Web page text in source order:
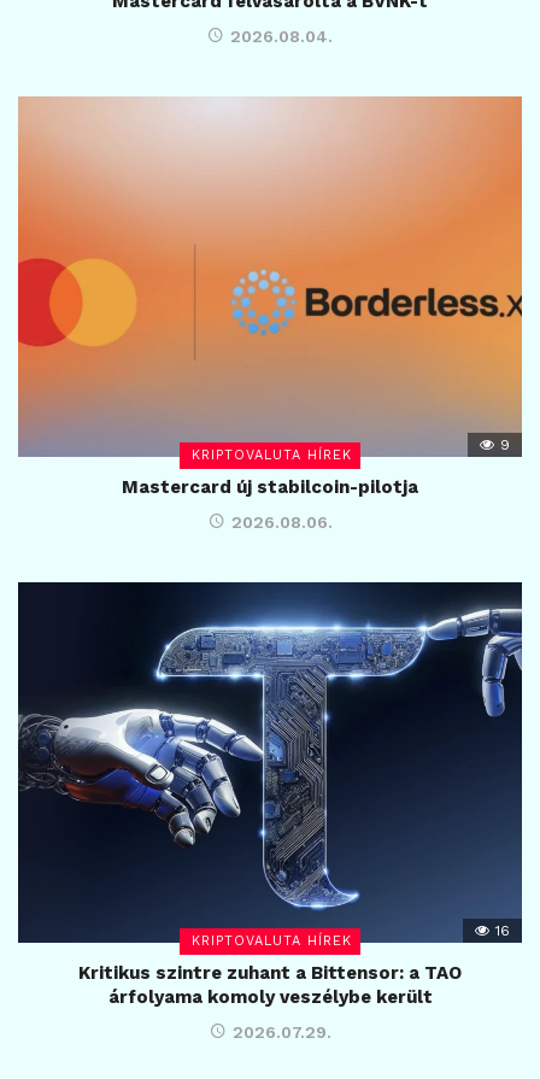
2026.08.04.
KRIPTOVALUTA HÍREK
9
Mastercard új stabilcoin-pilotja
2026.08.06.
KRIPTOVALUTA HÍREK
16
Kritikus szintre zuhant a Bittensor: a TAO
árfolyama komoly veszélybe került
2026.07.29.